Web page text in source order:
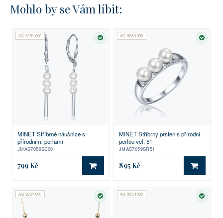
Mohlo by se Vám líbit:
AG 925/1000
SKLADEM
MINET Stříbrné náušnice s
přírodními perlami
JMAS7059SE00
799 Kč DO KOŠÍKU
AG 925/1000
MINET Stříbrný prsten s přírodní
perlou vel. 51
JMAS7059SR51
895 Kč DO
AG 925/1000
SKLADEM
AG 925/1000